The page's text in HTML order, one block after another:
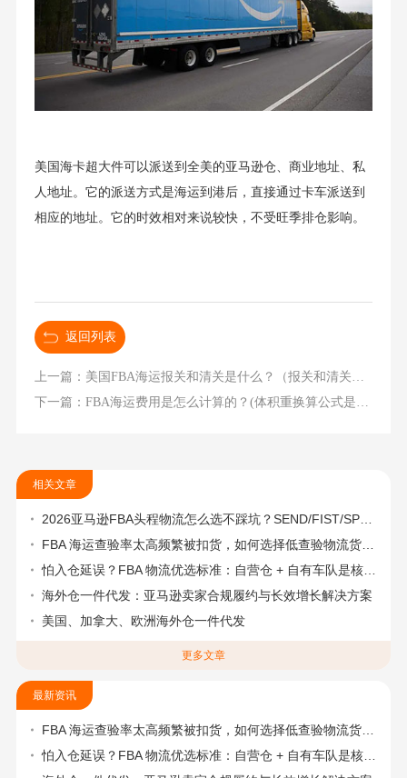
美国海卡超大件可以派送到全美的亚马逊仓、商业地址、私
人地址。它的派送方式是海运到港后，直接通过卡车派送到
相应的地址。它的时效相对来说较快，不受旺季排仓影响。
返回列表
相关文章
2026亚马逊FBA头程物流怎么选不踩坑？SEND/FIST/SPN官方认证物流商，只有这家敢承诺“准达率第一”
FBA 海运查验率太高频繁被扣货，如何选择低查验物流货代？
怕入仓延误？FBA 物流优选标准：自营仓 + 自有车队是核心硬指标
海外仓一件代发：亚马逊卖家合规履约与长效增长解决方案
美国、加拿大、欧洲海外仓一件代发
更多文章
最新资讯
FBA 海运查验率太高频繁被扣货，如何选择低查验物流货代？
怕入仓延误？FBA 物流优选标准：自营仓 + 自有车队是核心硬指标